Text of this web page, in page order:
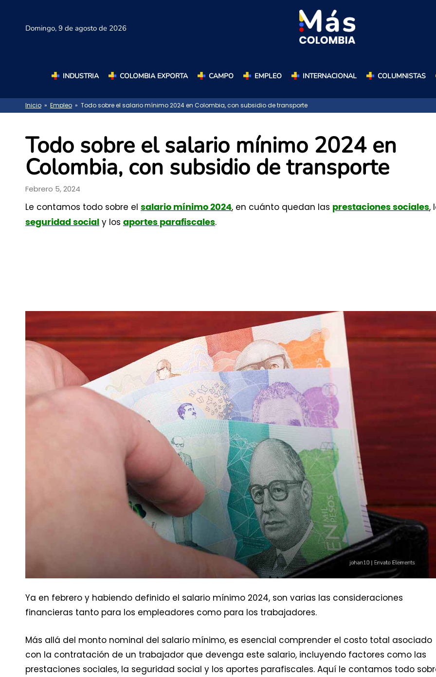
Domingo, 9 de agosto de 2026
INDUSTRIA COLOMBIA EXPORTA CAMPO EMPLEO INTERNACIONAL COLUMNISTAS
Inicio » Empleo » Todo sobre el salario mínimo 2024 en Colombia, con subsidio de transporte
Todo sobre el salario mínimo 2024 en
Colombia, con subsidio de transporte
Febrero 5, 2024
Le contamos todo sobre el salario mínimo 2024, en cuánto quedan las prestaciones sociales,
seguridad social y los aportes parafiscales.
Ya en febrero y habiendo definido el salario mínimo 2024, son varias las consideraciones
financieras tanto para los empleadores como para los trabajadores.
Más allá del monto nominal del salario mínimo, es esencial comprender el costo total asociado
con la contratación de un trabajador que devenga este salario, incluyendo factores como las
prestaciones sociales, la seguridad social y los aportes parafiscales. Aquí le contamos todo